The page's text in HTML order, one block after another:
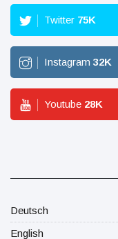
Twitter 75K
Instagram 32K
Youtube 28K
Deutsch
English